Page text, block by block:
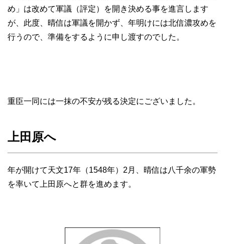
め」は改めて軍議（評定）を開き決める事を進言します
が、此度、晴信は軍議を開かず、年明けには北信濃攻めを
行うので、準備をするように申し渡すのでした。
重臣一同には一抹の不安が残る決定にございました。
上田原へ
年が開けて天文17年（1548年）2月、晴信は八千余の軍勢
を率いて上田原へと群を進めます。